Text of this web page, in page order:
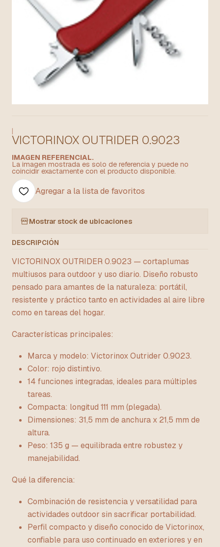
|
VICTORINOX OUTRIDER 0.9023
IMAGEN REFERENCIAL.
La imagen mostrada es solo de referencia y puede no
coincidir exactamente con el producto disponible.
Agregar a la lista de favoritos
Mostrar stock de ubicaciones
DESCRIPCIÓN
VICTORINOX OUTRIDER 0.9023 — cortaplumas
multiusos para outdoor y uso diario. Diseño robusto
pensado para amantes de la naturaleza: portátil,
resistente y práctico tanto en actividades al aire libre
como en tareas del hogar.
Características principales:
Marca y modelo: Victorinox Outrider 0.9023.
Color: rojo distintivo.
14 funciones integradas, ideales para múltiples
tareas.
Compacta: longitud 111 mm (plegada).
Dimensiones: 31,5 mm de anchura x 21,5 mm de
altura.
Peso: 135 g — equilibrada entre robustez y
manejabilidad.
Qué la diferencia:
Combinación de resistencia y versatilidad para
actividades outdoor sin sacrificar portabilidad.
Perfil compacto y diseño conocido de Victorinox,
confiable para uso continuado en exteriores y en